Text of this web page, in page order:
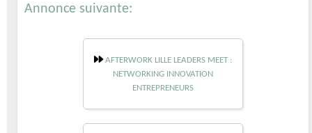
Annonce suivante:
AFTERWORK LILLE LEADERS MEET :
NETWORKING INNOVATION
ENTREPRENEURS